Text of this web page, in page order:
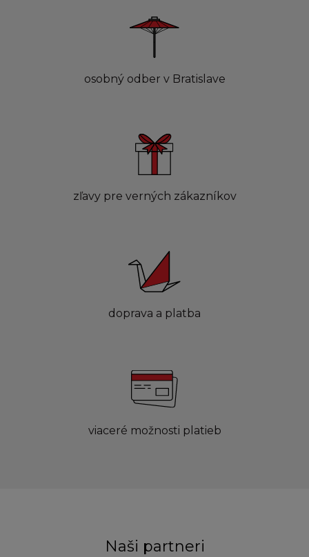
osobný odber v Bratislave
zľavy pre verných zákazníkov
doprava a platba
viaceré možnosti platieb
Naši partneri